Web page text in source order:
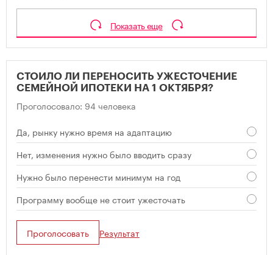
Показать еще
СТОИЛО ЛИ ПЕРЕНОСИТЬ УЖЕСТОЧЕНИЕ
СЕМЕЙНОЙ ИПОТЕКИ НА 1 ОКТЯБРЯ?
Проголосовало: 94 человека
Да, рынку нужно время на адаптацию
Нет, изменения нужно было вводить сразу
Нужно было перенести минимум на год
Программу вообще не стоит ужесточать
Проголосовать Результат